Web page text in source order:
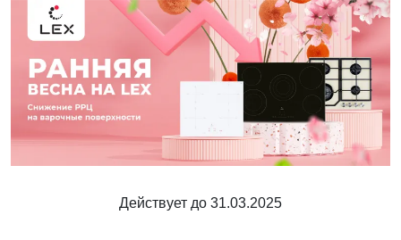
Действует до 31.03.2025